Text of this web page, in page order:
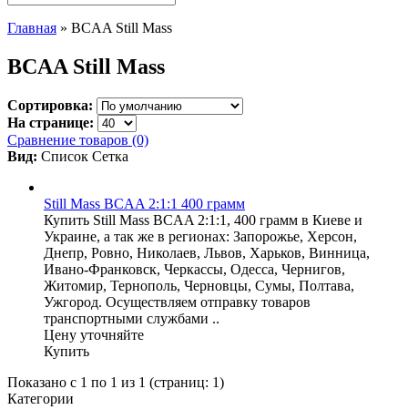
Главная » BCAA Still Mass
BCAA Still Mass
Сортировка:
На странице:
Сравнение товаров (0)
Вид: Список Сетка
Still Mass BCAA 2:1:1 400 грамм
Купить Still Mass BCAA 2:1:1, 400 грамм в Киеве и
Украине, а так же в регионах: Запорожье, Херсон,
Днепр, Ровно, Николаев, Львов, Харьков, Винница,
Ивано-Франковск, Черкассы, Одесса, Чернигов,
Житомир, Тернополь, Черновцы, Сумы, Полтава,
Ужгород. Осуществляем отправку товаров
транспортными службами ..
Цену уточняйте
Купить
Показано с 1 по 1 из 1 (страниц: 1)
Категории